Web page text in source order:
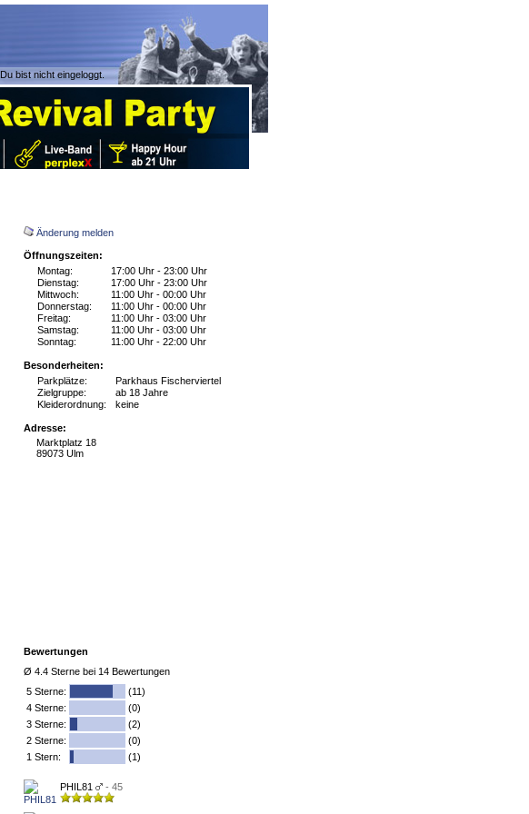
Du bist nicht eingeloggt.
Änderung melden
Öffnungszeiten:
Montag:
17:00 Uhr - 23:00 Uhr
Dienstag:
17:00 Uhr - 23:00 Uhr
Mittwoch:
11:00 Uhr - 00:00 Uhr
Donnerstag:
11:00 Uhr - 00:00 Uhr
Freitag:
11:00 Uhr - 03:00 Uhr
Samstag:
11:00 Uhr - 03:00 Uhr
Sonntag:
11:00 Uhr - 22:00 Uhr
Besonderheiten:
Parkplätze:
Parkhaus Fischerviertel
Zielgruppe:
ab 18 Jahre
Kleiderordnung: keine
Adresse:
Marktplatz 18
89073 Ulm
Bewertungen
Ø 4.4 Sterne bei 14 Bewertungen
5 Sterne:
(11)
4 Sterne:
(0)
3 Sterne:
(2)
2 Sterne:
(0)
1 Stern:
(1)
PHIL81 - 45